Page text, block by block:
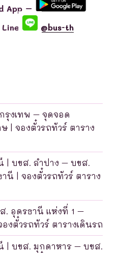
App –
@bus-th
รุงเทพ – จุดจอด
| จองตั๋วรถทัวร์ ตาราง
| บขส. ลำปาง – บขส.
นี | จองตั๋วรถทัวร์ ตาราง
. อุดรธานี แห่งที่ 1 –
งตั๋วรถทัวร์ ตารางเดินรถ
| บขส. มุกดาหาร – บขส.